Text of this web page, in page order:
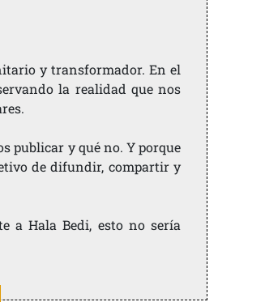
y transformador. En el
la realidad que nos
publicar y qué no. Y porque
de difundir, compartir y
a Hala Bedi, esto no sería